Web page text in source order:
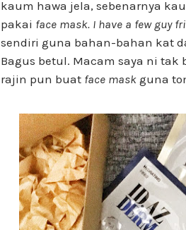
kaum hawa jela, sebenarnya
pakai face mask. I have a few guy
sendiri guna bahan-bahan kat
Bagus betul. Macam saya ni tak
rajin pun buatface mask guna